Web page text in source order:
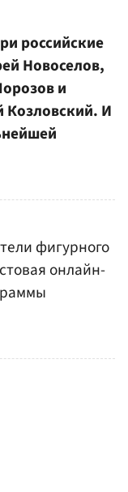
российские
Новоселов,
и
Козловский. И
фигурного
онлайн-